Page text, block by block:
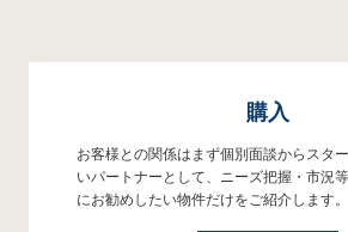
購入
お客様との関係はまず個別面談からスタ
いパートナーとして、ニーズ把握・市況
にお勧めしたい物件だけをご紹介します。